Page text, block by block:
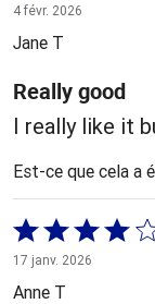
4 sur
5
4 févr. 2026
Jane T
Really good
I really like it
Est-ce que cela a
Coté
4 sur
5
17 janv. 2026
Anne T